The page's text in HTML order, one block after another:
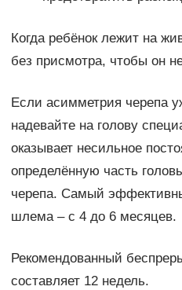
Когда ребёнок лежит на
без присмотра, чтобы он
Если асимметрия черепа
надевайте на голову
оказывает несильное
определённую часть
черепа. Самый
шлема – с 4 до 6 месяцев.
Рекомендованный
составляет 12 недель.